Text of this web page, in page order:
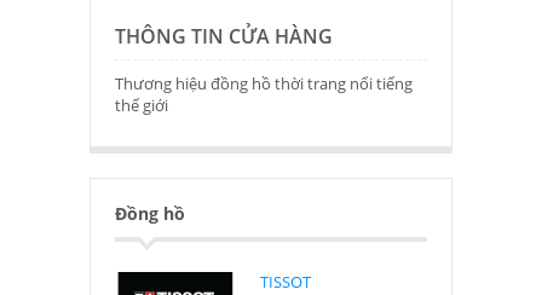
THÔNG TIN CỬA HÀNG
Thương hiệu đồng hồ thời trang nổi tiếng
thế giới
Đồng hồ
TISSOT